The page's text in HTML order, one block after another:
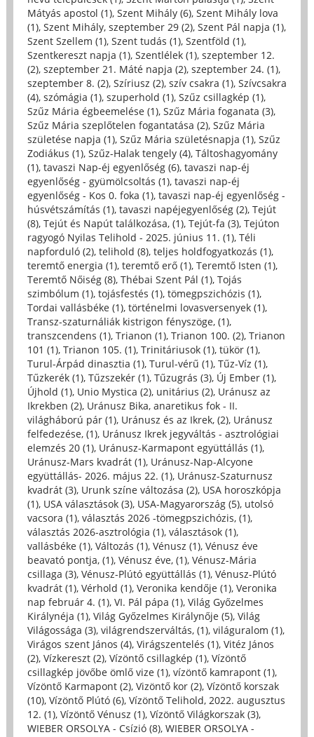
Mátyás apostol (1), Szent Mihály (6), Szent Mihály lova
(1), Szent Mihály, szeptember 29 (2), Szent Pál napja (1),
Szent Szellem (1), Szent tudás (1), Szentföld (1),
Szentkereszt napja (1), Szentlélek (1), szeptember 12.
(2), szeptember 21. Máté napja (2), szeptember 24. (1),
szeptember 8. (2), Szíriusz (2), szív csakra (1), Szívcsakra
(4), szómágia (1), szuperhold (1), Szűz csillagkép (1),
Szűz Mária égbeemelése (1), Szűz Mária foganata (3),
Szűz Mária szeplőtelen fogantatása (2), Szűz Mária
születése napja (1), Szűz Mária születésnapja (1), Szűz
Zodiákus (1), Szűz-Halak tengely (4), Táltoshagyomány
(1), tavaszi Nap-éj egyenlőség (6), tavaszi nap-éj
egyenlőség - gyümölcsoltás (1), tavaszi nap-éj
egyenlőség - Kos 0. foka (1), tavaszi nap-éj egyenlőség -
húsvétszámítás (1), tavaszi napéjegyenlőség (2), Tejút
(8), Tejút és Napút találkozása, (1), Tejút-fa (3), Tejúton
ragyogó Nyilas Telihold - 2025. június 11. (1), Téli
napforduló (2), telihold (8), teljes holdfogyatkozás (1),
teremtő energia (1), teremtő erő (1), Teremtő Isten (1),
Teremtő Nőiség (8), Thébai Szent Pál (1), Tojás
szimbólum (1), tojásfestés (1), tömegpszichózis (1),
Tordai vallásbéke (1), történelmi lovasversenyek (1),
Transz-szaturnáliák kistrigon fényszöge, (1),
transzcendens (1), Trianon (1), Trianon 100. (2), Trianon
101 (1), Trianon 105. (1), Trinitáriusok (1), tükör (1),
Turul-Árpád dinasztia (1), Turul-vérű (1), Tűz-Víz (1),
Tűzkerék (1), Tűzszekér (1), Tűzugrás (3), Új Ember (1),
Újhold (1), Unio Mystica (2), unitárius (2), Uránusz az
Ikrekben (2), Uránusz Bika, anaretikus fok - II.
világháború pár (1), Uránusz és az Ikrek, (2), Uránusz
felfedezése, (1), Uránusz Ikrek jegyváltás - asztrológiai
elemzés 20 (1), Uránusz-Karmapont együttállás (1),
Uránusz-Mars kvadrát (1), Uránusz-Nap-Alcyone
együttállás- 2026. május 22. (1), Uránusz-Szaturnusz
kvadrát (3), Urunk színe változása (2), USA horoszkópja
(1), USA választások (3), USA-Magyarország (5), utolsó
vacsora (1), választás 2026 -tömegpszichózis, (1),
választás 2026-asztrológia (1), választások (1),
vallásbéke (1), Változás (1), Vénusz (1), Vénusz éve
beavató pontja, (1), Vénusz éve, (1), Vénusz-Mária
csillaga (3), Vénusz-Plútó együttállás (1), Vénusz-Plútó
kvadrát (1), Vérhold (1), Veronika kendője (1), Veronika
nap február 4. (1), VI. Pál pápa (1), Világ Győzelmes
Királynéja (1), Világ Győzelmes Királynője (5), Világ
Világossága (3), világrendszerváltás, (1), világuralom (1),
Virágos szent János (4), Virágszentelés (1), Vitéz János
(2), Vízkereszt (2), Vízöntő csillagkép (1), Vízöntő
csillagkép jövőbe ömlő vize (1), vízöntő kamrapont (1),
Vízöntő Karmapont (2), Vizöntő kor (2), Vízöntő korszak
(10), Vízöntő Plútó (6), Vízöntő Telihold, 2022. augusztus
12. (1), Vízöntő Vénusz (1), Vízöntő Világkorszak (3),
WIEBER ORSOLYA - Csízió (8), WIEBER ORSOLYA -